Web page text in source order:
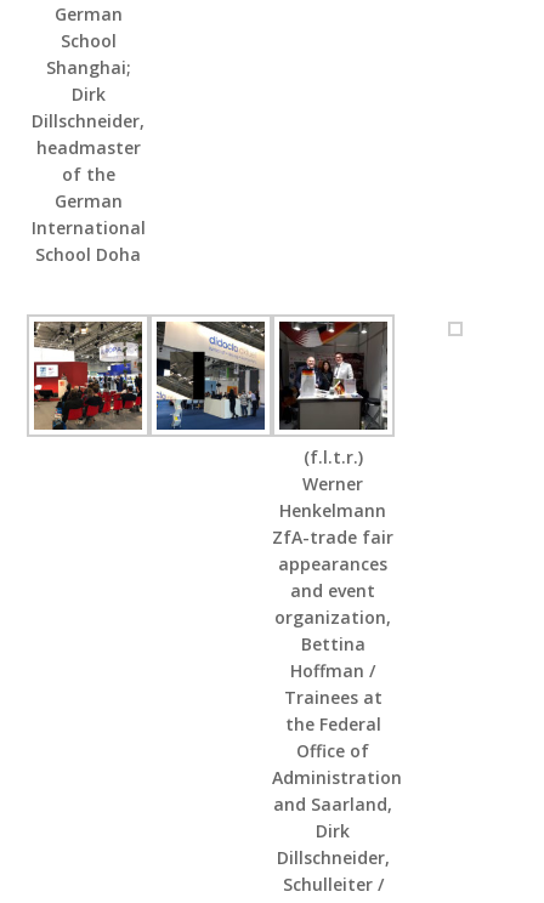
German
School
Shanghai;
Dirk
Dillschneider,
headmaster
of the
German
International
School Doha
(f.l.t.r.)
Werner
Henkelmann
ZfA-trade fair
appearances
and event
organization,
Bettina
Hoffman /
Trainees at
the Federal
Office of
Administration
and Saarland,
Dirk
Dillschneider,
Schulleiter /